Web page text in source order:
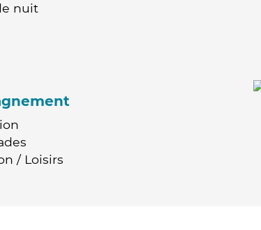
nuit
/ Loisirs